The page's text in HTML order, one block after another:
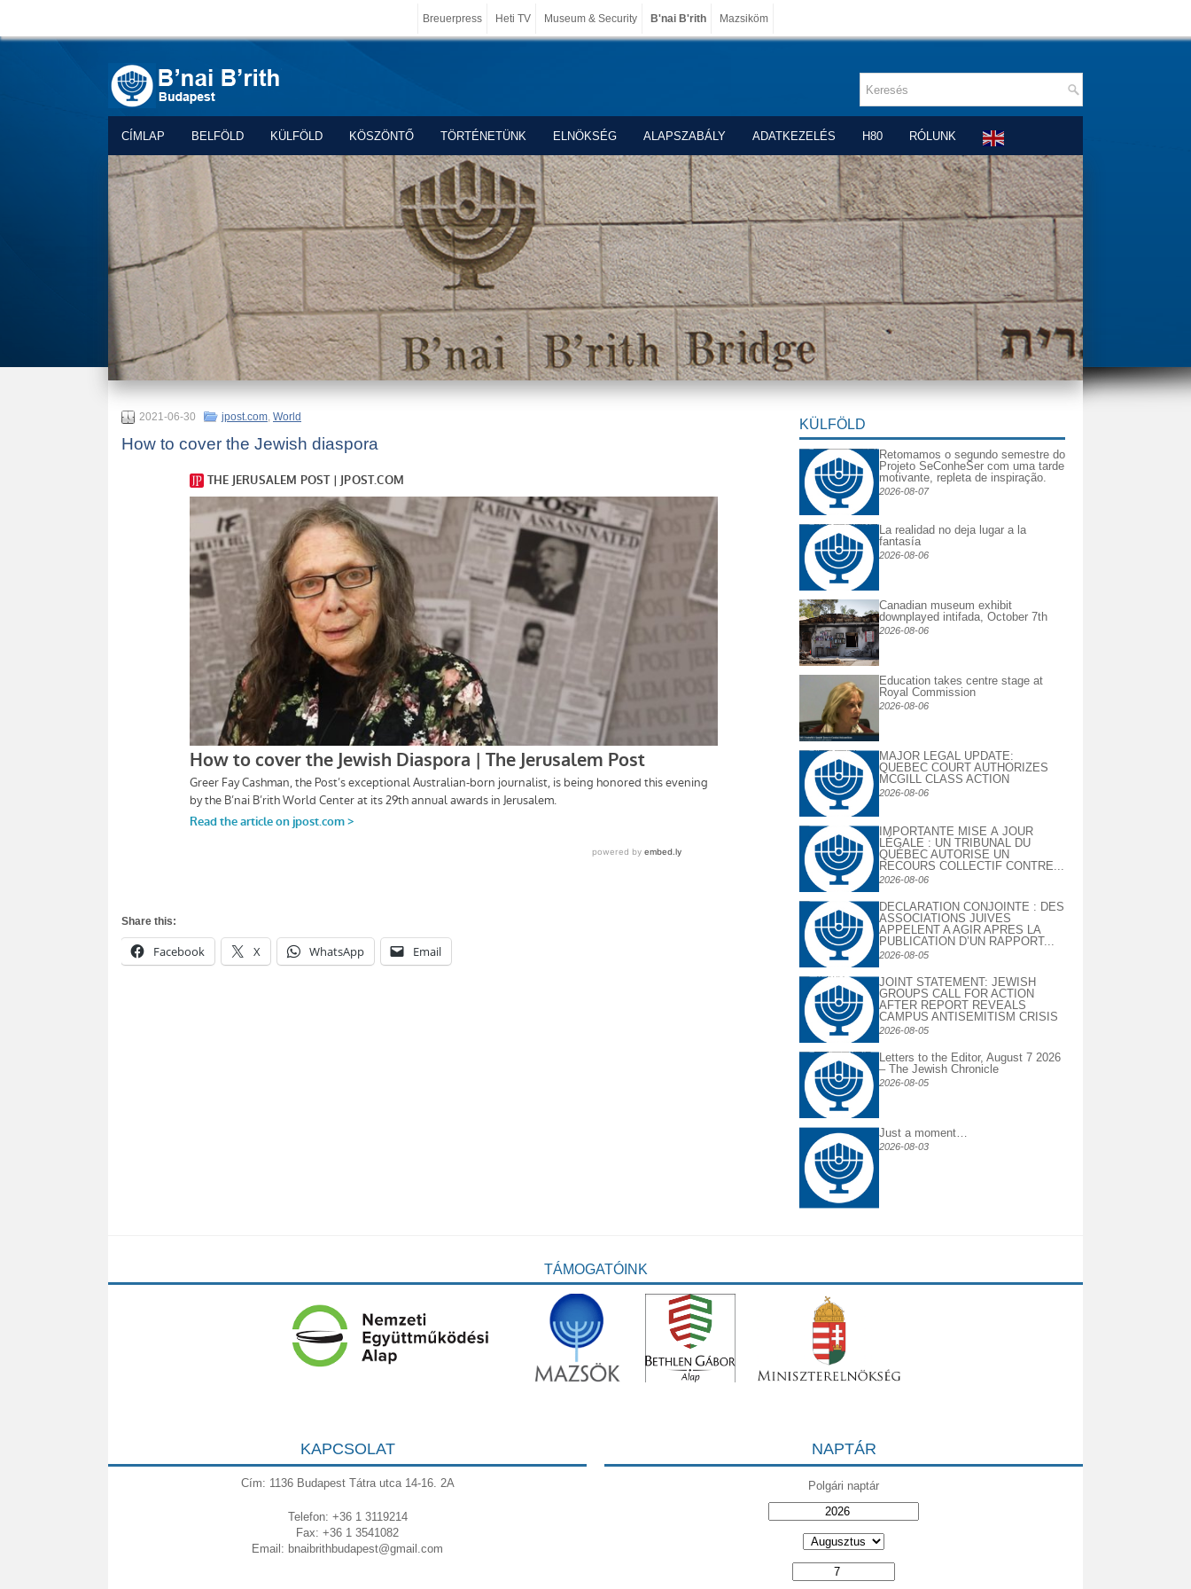
Breuerpress Heti TV Museum & Security B'nai B'rith Mazsiköm
CÍMLAP BELFÖLD KÜLFÖLD KÖSZÖNTŐ TÖRTÉNETÜNK ELNÖKSÉG ALAPSZABÁLY ADATKEZELÉS H80 RÓLUNK
2021-06-30 jpost.com, World
How to cover the Jewish diaspora
Share this:
Facebook X WhatsApp Email
KÜLFÖLD
Retomamos o segundo semestre do
Projeto SeConheSer com uma tarde
motivante, repleta de inspiração.
2026-08-07
La realidad no deja lugar a la
fantasía
2026-08-06
Canadian museum exhibit
downplayed intifada, October 7th
2026-08-06
Education takes centre stage at
Royal Commission
2026-08-06
MAJOR LEGAL UPDATE:
QUEBEC COURT AUTHORIZES
MCGILL CLASS ACTION
2026-08-06
IMPORTANTE MISE À JOUR
LÉGALE : UN TRIBUNAL DU
QUÉBEC AUTORISE UN
RECOURS COLLECTIF CONTRE...
2026-08-06
DECLARATION CONJOINTE : DES
ASSOCIATIONS JUIVES
APPELENT A AGIR APRES LA
PUBLICATION D’UN RAPPORT...
2026-08-05
JOINT STATEMENT: JEWISH
GROUPS CALL FOR ACTION
AFTER REPORT REVEALS
CAMPUS ANTISEMITISM CRISIS
2026-08-05
Letters to the Editor, August 7 2026
– The Jewish Chronicle
2026-08-05
Just a moment…
2026-08-03
TÁMOGATÓINK
KAPCSOLAT
Cím: 1136 Budapest Tátra utca 14-16. 2A
Telefon: +36 1 3119214
Fax: +36 1 3541082
Email: bnaibrithbudapest@gmail.com
NAPTÁR
Polgári naptár